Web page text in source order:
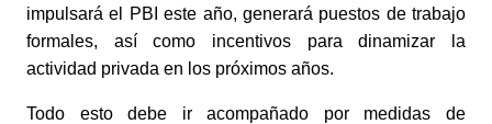
impulsará el PBI este año, generará puestos de trabajo
formales, así como incentivos para dinamizar la
actividad privada en los próximos años.
Todo esto debe ir acompañado por medidas de